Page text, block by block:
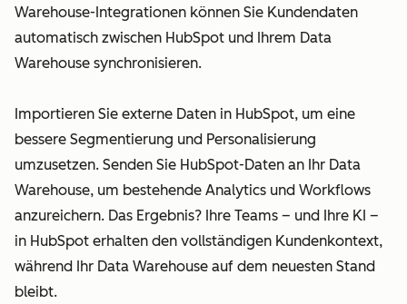
Warehouse-Integrationen können Sie Kundendaten
automatisch zwischen HubSpot und Ihrem Data
Warehouse synchronisieren.
Importieren Sie externe Daten in HubSpot, um eine
bessere Segmentierung und Personalisierung
umzusetzen. Senden Sie HubSpot-Daten an Ihr Data
Warehouse, um bestehende Analytics und Workflows
anzureichern. Das Ergebnis? Ihre Teams – und Ihre KI –
in HubSpot erhalten den vollständigen Kundenkontext,
während Ihr Data Warehouse auf dem neuesten Stand
bleibt.